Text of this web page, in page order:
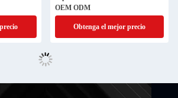
OEM ODM
Obtenga el mejor precio